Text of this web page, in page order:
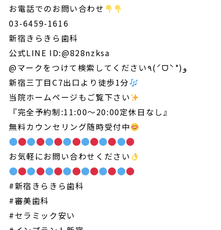
お電話でのお問い合わせ
03-6459-1616
新宿きらきら歯科
公式LINE ID:@828nzksa
@マークをつけて検索してください٩(ˊᗜˋ*)و
新宿三丁目C7出口より徒歩1分
当院ホームページもご覧下さい
『完全予約制:11:00～20:00定休日なし』
無料カウンセリング随時受付中
お気軽にお問い合わせください
#新宿きらきら歯科
#審美歯科
#セラミック安い